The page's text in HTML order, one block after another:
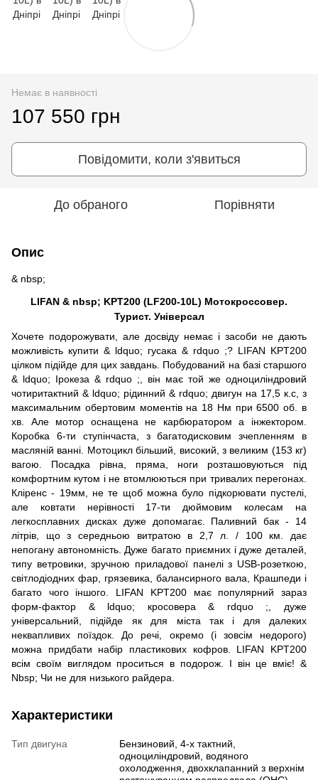
Немає в наявності
107 550 грн
Повідомити, коли з'явиться
До обраного Порівняти
Опис
& nbsp;
LIFAN & nbsp; KPT200 (LF200-10L) Мотокроссовер.
Турист. Універсал
Хочете подорожувати, але досвіду немає і засоби не дають
можливість купити & ldquo; гусака & rdquo ;? LIFAN KPT200
цілком підійде для цих завдань. Побудований на базі старшого
& ldquo; Ірокеза & rdquo ;, він має той же одноциліндровий
чотиритактний & ldquo; рідинний & rdquo; двигун на 17,5 к.с, з
максимальним обертовим моментів на 18 Нм при 6500 об. в
хв. Але мотор оснащена не карбюратором а інжектором.
Коробка 6-ти ступінчаста, з багатодисковим зчепленням в
масляній ванні. Мотоцикл більший, високий, з великим (153 кг)
вагою. Посадка рівна, пряма, ноги розташовуються під
комфортним кутом і не втомлюються при тривалих перегонах.
Кліренс - 19мм, не те щоб можна було підкорювати пустелі,
але ковтати нерівності 17-ти дюймовим колесам на
легкосплавних дисках дуже допомагає. Паливний бак - 14
літрів, що з середньою витратою в 2,7 л. / 100 км. дає
непогану автономність. Дуже багато приємних і дуже деталей,
типу ветровики, зручною приладової панелі з USB-розеткою,
світлодіодних фар, грязевика, балансирного вала, Крашпеди і
багато чого іншого. LIFAN KPT200 має популярний зараз
форм-фактор & ldquo; кросовера & rdquo ;, дуже
універсальний, підійде як для міста так і для далеких
неквапливих поїздок. До речі, окремо (і зовсім недорого)
можна придбати набір пластикових кофров. LIFAN KPT200
всім своїм виглядом проситься в подорож. І він це вміє! &
Nbsp; Чи не для низького райдера.
Характеристики
Тип двигуна
Бензиновий, 4-х тактний,
одноциліндровий, водяного
охолодження, двохклапанний з верхнім